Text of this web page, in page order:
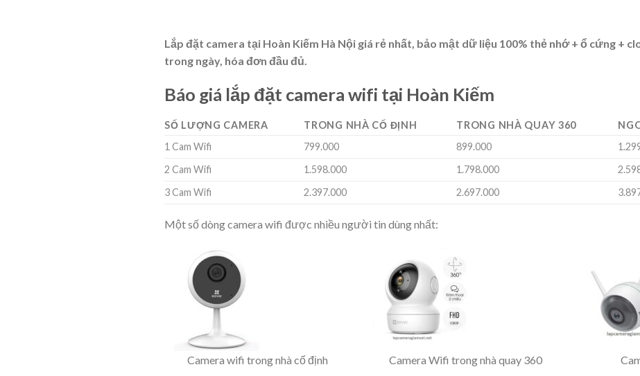
Lắp đặt camera tại Hoàn Kiếm Hà Nội giá rẻ nhất, bảo mật dữ liệu 100% thẻ nhớ + ổ cứng +
trong ngày, hóa đơn đầu đủ.
Báo giá lắp đặt camera wifi tại Hoàn Kiếm
SỐ LƯỢNG CAMERA TRONG NHÀ CỐ ĐỊNH TRONG NHÀ QUAY 360
1 Cam Wifi
799.000 899.000
2 Cam Wifi
1.598.000 1.798.000
3 Cam Wifi
2.397.000 2.697.000
Một số dòng camera wifi được nhiều người tin dùng nhất:
Camera wifi trong nhà cố định Camera Wifi trong nhà quay 360